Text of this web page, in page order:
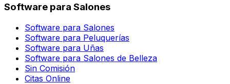
Software para Salones
Software para Salones
Software para Peluquerías
Software para Uñas
Software para Salones de Belleza
Sin Comisión
Citas Online